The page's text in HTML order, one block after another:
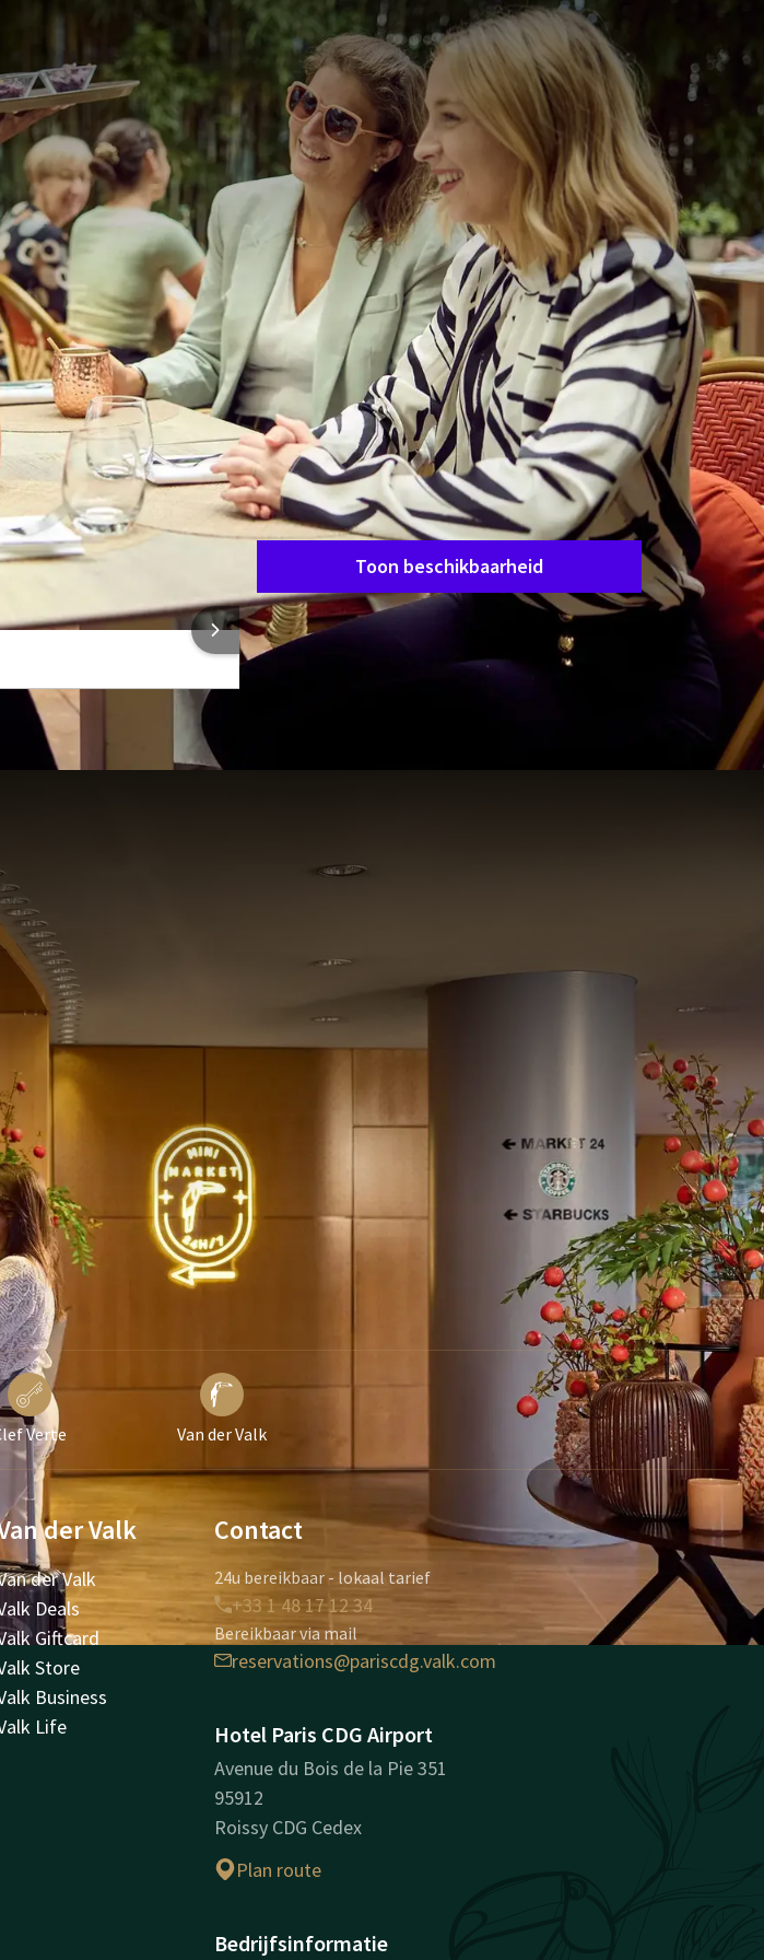
van een overnachting
voor twee personen in ons
weg.
vanafprijs
Kamerindeling
1 kamer, 2 personen
Arrangement
1 nacht
Verblijfsperiode
Data kiezen
Toon beschikbaarheid
Verte Van der Valk
der Valk
der Valk
Deals
Giftcard
Store
Business
Life
Contact
24u bereikbaar - lokaal tarief
+33 1 48 17 12 34
Bereikbaar via mail
reservations@pariscdg.valk.com
Hotel Paris CDG Airport
Avenue du Bois de la Pie 351
95912
Roissy CDG Cedex
Plan route
Bedrijfsinformatie